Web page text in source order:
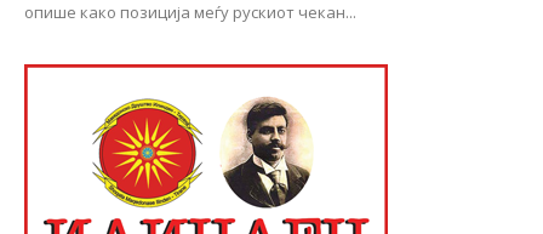
опише како позиција меѓу рускиот чекан...